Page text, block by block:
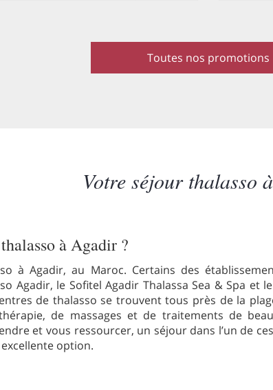
Toutes nos promotions
Votre séjour thalasso
à Agadir ?
à Agadir, au Maroc. Certains des
Agadir, le Sofitel Agadir Thalassa Sea & Spa et
de thalasso se trouvent tous près de la
de massages et de traitements de
et vous ressourcer, un séjour dans l’un de
option.